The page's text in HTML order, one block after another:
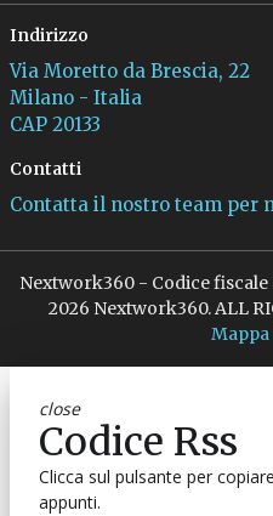
Indirizzo
Via Moretto da Brescia, 22
Milano - Italia
CAP 20133
Contatti
Contatta il nostro team per
Nextwork360 - Codice
2026 Nextwork360. ALL
Mappa
close
Codice Rss
Clicca sul pulsante per
appunti.